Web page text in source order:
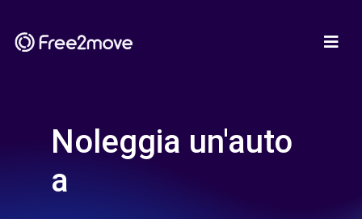
Noleggia un'auto
a